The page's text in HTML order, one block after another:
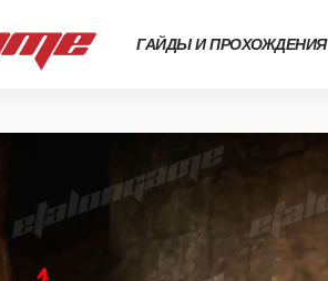
ГАЙДЫ И ПРОХОЖДЕНИЯ